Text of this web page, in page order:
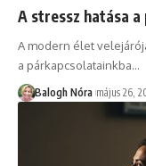
A stressz hatása
A modern élet
a párkapcsolatainkba…
Balogh Nóra május 26,